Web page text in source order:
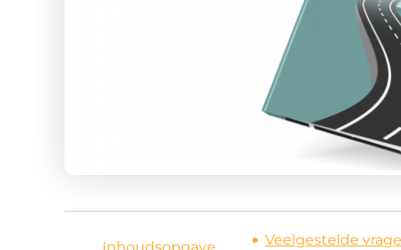
Veelgestelde